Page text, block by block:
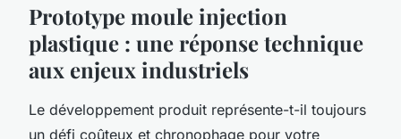
Prototype moule injection
plastique : une réponse technique
aux enjeux industriels
Le développement produit représente-t-il toujours
un défi coûteux et chronophage pour votre